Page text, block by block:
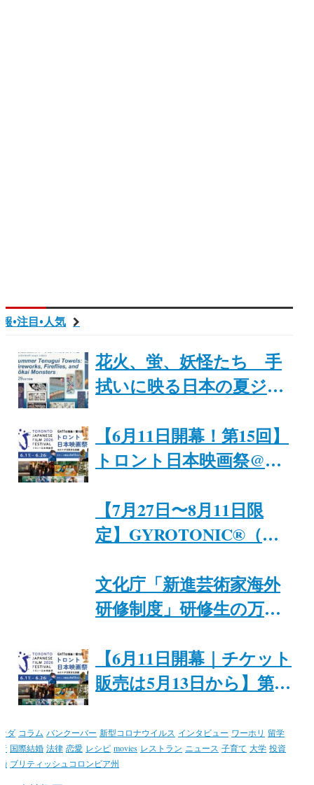
•注目•人気
花火、蛍、妖怪たち 手
拭いに映る日本の夏ジャ
Tenugui Towels: Fireworks,
Fireflies, and Yōkai
催｜ジャパンファウンデ
ーション・トロント
【6月11日開幕！第15回】
トロント日本映画祭@カ
【7月27日〜8月11日限
定】GYROTONIC®︎（ジ
イベートセッション
文化庁「新進芸術家海外
研修制度」研修生の万里
8日にトロントで特別イ
ベント「Japan + Canada
開催
【6月11日開幕｜チケット
販売は5月13日から】第15
カナダ日系文化会館
ダ コラム バンクーバー 新型コロナウイルス インタビュー ワーホリ 留学
国際結婚 法律 恋愛 レシピ movies レストラン ニュース 子育て 大学 投資
ブリティッシュコロンビア州